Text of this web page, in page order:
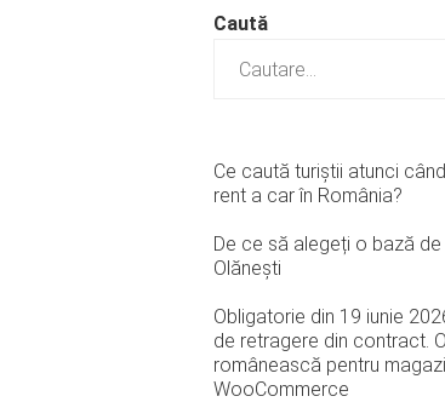
Caută
Ce caută turiștii atunci
rent a car în România?
De ce să alegeți o bază
Olănești
Obligatorie din 19 iunie
de retragere din contract.
românească pentru
WooCommerce